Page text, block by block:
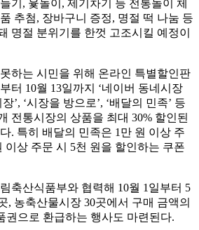
기, 윷놀이, 제기차기 등 전통놀이 체
추첨, 장바구니 증정, 명절 떡 나눔 등
명절 분위기를 한껏 고조시킬 예정이
하는 시민을 위해 온라인 특별할인판
터 10월 13일까지 ‘네이버 동네시장
’, ‘시장을 방으로’, ‘배달의 민족’ 등
전통시장의 상품을 최대 30% 할인된
. 특히 배달의 민족은 1만 원 이상 주
이상 주문 시 5천 원을 할인하는 쿠폰
축산식품부와 협력해 10월 1일부터 5
, 농축산물시장 30곳에서 구매 금액의
권으로 환급하는 행사도 마련된다.